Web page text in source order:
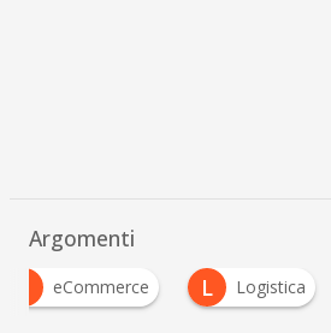
Argomenti
eCommerce L Logistica